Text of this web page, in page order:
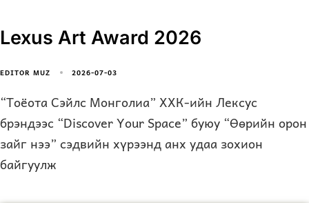
Lexus Art Award 2026
EDITOR MUZ 2026-07-03
“Тоёота Сэйлс Монголиа” ХХК-ийн Лексус
брэндээс “Discover Your Space” буюу “Өөрийн орон
зайг нээ” сэдвийн хүрээнд анх удаа зохион
байгуулж